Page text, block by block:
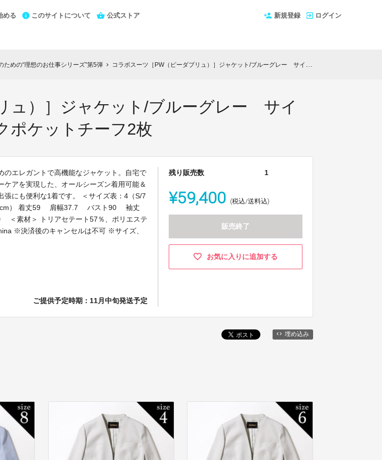
める このサイトについて 公式ストア 新規登録 ログイン
めの“理想のお仕事シリーズ”第5弾 chevron_right コラボスーツ［PW（ピーダブリュ）］ジャケット/ブルーグレー サイズ：4 特典：オリジナルシルクポケットチーフ2枚
ュ）］ジャケット/ブルーグレー サイ
ケットチーフ2枚
のエレガントで高機能なジャケット。自宅で
ケアを実現した、オールシーズン着用可能＆
張にも便利な1着です。 ＜サイズ表：4（S/7
cm） 着丈59 肩幅37.7 バスト90 袖丈
素材＞ トリアセテート57％、ポリエステ
※決済後のキャンセルは不可 ※サイズ、
ご提供予定時期：11月中旬発送予定
残り販売数 1
¥59,400 (税込/送料込)
販売終了
お気に入りに追加する
埋め込み